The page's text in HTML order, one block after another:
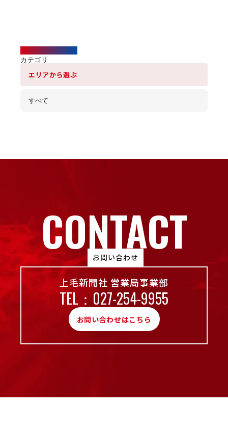
Category
カテゴリ
エリアから選ぶ
すべて
CONTACT
お問い合わせ
上毛新聞社 営業局事業部
TEL：027-254-9955
お問い合わせはこちら